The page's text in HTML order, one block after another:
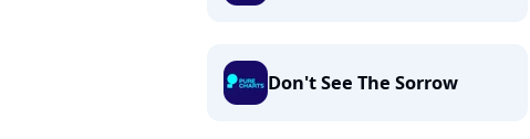
Don't See The Sorrow